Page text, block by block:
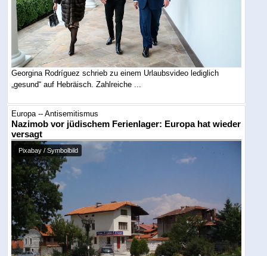
Georgina Rodríguez schrieb zu einem Urlaubsvideo lediglich
„gesund“ auf Hebräisch. Zahlreiche ...
Europa -- Antisemitismus
Nazimob vor jüdischem Ferienlager: Europa hat wieder
versagt
Pixabay / Symbolbild